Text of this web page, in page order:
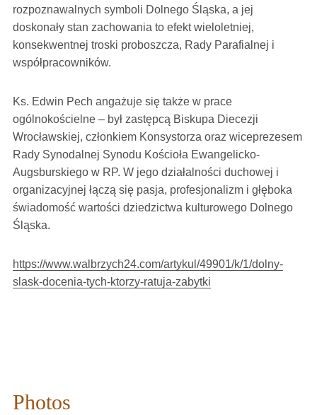
rozpoznawalnych symboli Dolnego Śląska, a jej
doskonały stan zachowania to efekt wieloletniej,
konsekwentnej troski proboszcza, Rady Parafialnej i
współpracowników.
Ks. Edwin Pech angażuje się także w prace
ogólnokościelne – był zastępcą Biskupa Diecezji
Wrocławskiej, członkiem Konsystorza oraz wiceprezesem
Rady Synodalnej Synodu Kościoła Ewangelicko-
Augsburskiego w RP. W jego działalności duchowej i
organizacyjnej łączą się pasja, profesjonalizm i głęboka
świadomość wartości dziedzictwa kulturowego Dolnego
Śląska.
https://www.walbrzych24.com/artykul/49901/k/1/dolny-
slask-docenia-tych-ktorzy-ratuja-zabytki
Photos